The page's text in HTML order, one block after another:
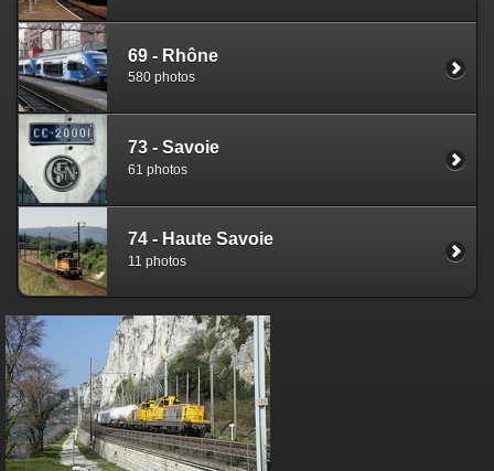
69 - Rhône
580 photos
73 - Savoie
61 photos
74 - Haute Savoie
11 photos